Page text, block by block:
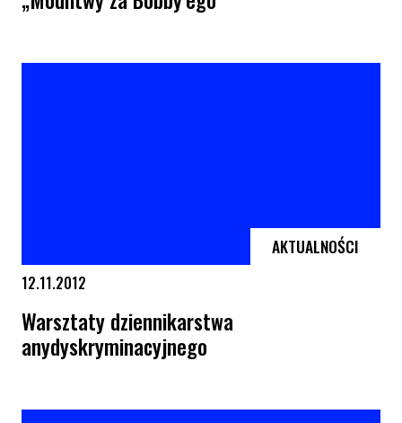
AKTUALNOŚCI
12.11.2012
Warsztaty dziennikarstwa
anydyskryminacyjnego